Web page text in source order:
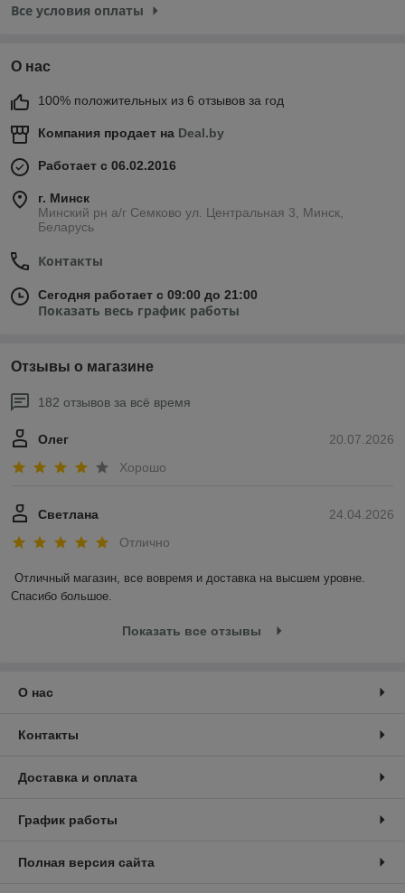
Все условия оплаты
О нас
100% положительных из 6 отзывов за год
Компания продает на Deal.by
Работает с 06.02.2016
г. Минск
Минский рн а/г Семково ул. Центральная 3, Минск,
Беларусь
Контакты
Сегодня работает с 09:00 до 21:00
Показать весь график работы
Отзывы о магазине
182 отзывов за всё время
20.07.2026
Олег
Хорошо
24.04.2026
Светлана
Отлично
Отличный магазин, все вовремя и доставка на высшем уровне.
Спасибо большое.
Показать все отзывы
О нас
Контакты
Доставка и оплата
График работы
Полная версия сайта